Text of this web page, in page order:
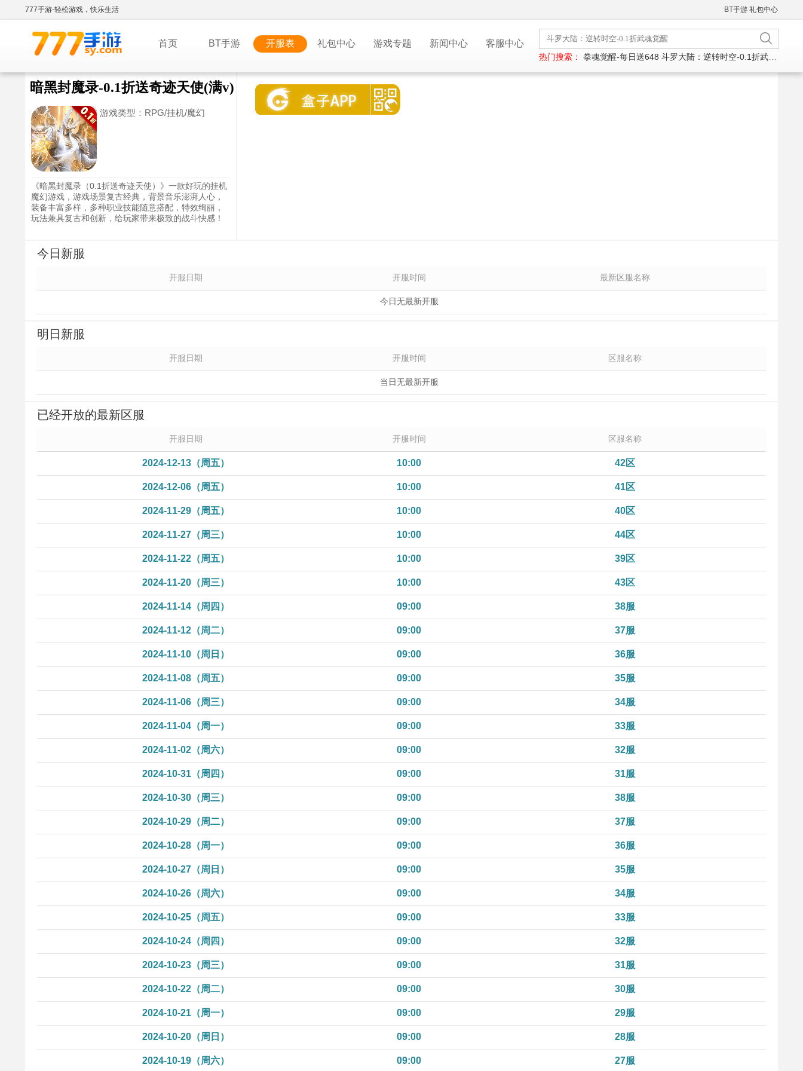
777手游-轻松游戏，快乐生活 BT手游 礼包中心
首页 BT手游 开服表 礼包中心 游戏专题 新闻中心 客服中心
热门搜索： 拳魂觉醒-每日送648 斗罗大陆：逆转时空-0.1折武魂觉醒
暗黑封魔录-0.1折送奇迹天使(满v)
游戏类型： RPG/挂机/魔幻
《暗黑封魔录（0.1折送奇迹天使）》一款好玩的挂机
魔幻游戏，游戏场景复古经典，背景音乐澎湃人心，
装备丰富多样，多种职业技能随意搭配，特效绚丽，
玩法兼具复古和创新，给玩家带来极致的战斗快感！
今日新服
开服日期 开服时间 最新区服名称
今日无最新开服
明日新服
开服日期 开服时间 区服名称
当日无最新开服
已经开放的最新区服
开服日期 开服时间 区服名称
2024-12-13（周五） 10:00 42区
2024-12-06（周五） 10:00 41区
2024-11-29（周五） 10:00 40区
2024-11-27（周三） 10:00 44区
2024-11-22（周五） 10:00 39区
2024-11-20（周三） 10:00 43区
2024-11-14（周四） 09:00 38服
2024-11-12（周二） 09:00 37服
2024-11-10（周日） 09:00 36服
2024-11-08（周五） 09:00 35服
2024-11-06（周三） 09:00 34服
2024-11-04（周一） 09:00 33服
2024-11-02（周六） 09:00 32服
2024-10-31（周四） 09:00 31服
2024-10-30（周三） 09:00 38服
2024-10-29（周二） 09:00 37服
2024-10-28（周一） 09:00 36服
2024-10-27（周日） 09:00 35服
2024-10-26（周六） 09:00 34服
2024-10-25（周五） 09:00 33服
2024-10-24（周四） 09:00 32服
2024-10-23（周三） 09:00 31服
2024-10-22（周二） 09:00 30服
2024-10-21（周一） 09:00 29服
2024-10-20（周日） 09:00 28服
2024-10-19（周六） 09:00 27服